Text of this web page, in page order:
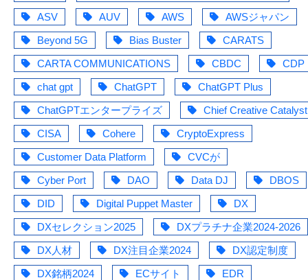
ASV
AUV AWS
AWSジャパン
Beyond 5G
Bias Buster
CARATS
CARTA COMMUNICATIONS
CBDC
CDP
chat gpt
ChatGPT
ChatGPT Plus
ChatGPTエンタープライズ
Chief Creative Catalyst
CISA
Cohere
CryptoExpress
Customer Data Platform
CVCが
Cyber Port
DAO Data DJ
DBOS
DID
Digital Puppet Master
DX
DXセレクション2025
DXプラチナ企業2024-2026
DX人材
DX注目企業2024
DX認定制度
DX銘柄2024
ECサイト
EDR